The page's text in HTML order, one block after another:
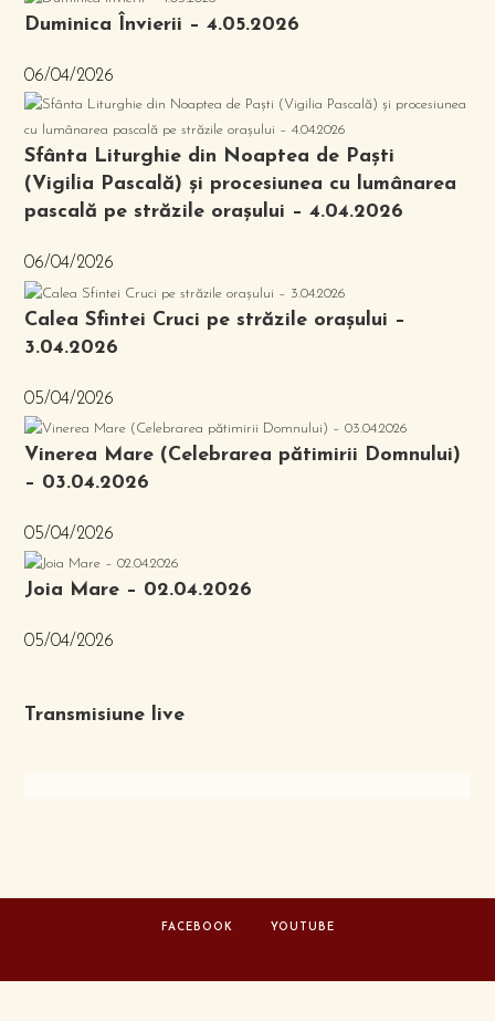
Duminica Învierii – 4.05.2026
06/04/2026
Sfânta Liturghie din Noaptea de Paști
(Vigilia Pascală) și procesiunea cu lumânarea
pascală pe străzile orașului – 4.04.2026
06/04/2026
Calea Sfintei Cruci pe străzile orașului –
3.04.2026
05/04/2026
Vinerea Mare (Celebrarea pătimirii Domnului)
– 03.04.2026
05/04/2026
Joia Mare – 02.04.2026
05/04/2026
Transmisiune live
FACEBOOK YOUTUBE